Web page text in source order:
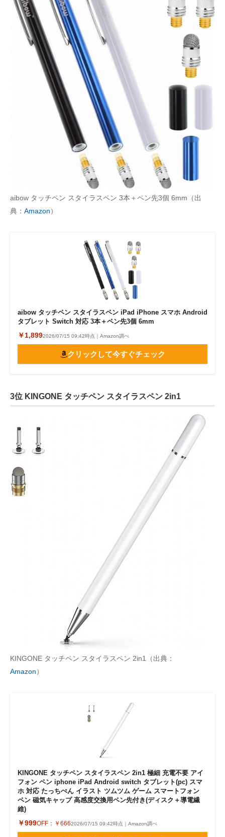
aibow タッチペン スタイラスペン 3本＋ペン先3個 6mm（出
典： Amazon）
aibow タッチペン スタイラスペン iPad iPhone スマホ Android
タブレット Switch 対応 3本＋ペン先3個 6mm
￥1,8992026/07/15 09:42時点｜Amazon調べ
クリックして今すぐチェック
3位 KINGONE タッチペン スタイラスペン 2in1
KINGONE タッチペン スタイラスペン 2in1（出典：
Amazon）
KINGONE タッチペン スタイラスペン 2in1 極細 充電不要 アイ
フォン ペン iphone iPad Android switch タブレット(pc) スマ
ホ 対応 たっちぺん イラスト ツムツム ゲーム スマートフォン
ペン 磁気キャップ 高感度交換用ペン先付き(ディスク＋導電繊
維)
￥999OFF： ￥6662026/07/15 09:42時点｜Amazon調べ